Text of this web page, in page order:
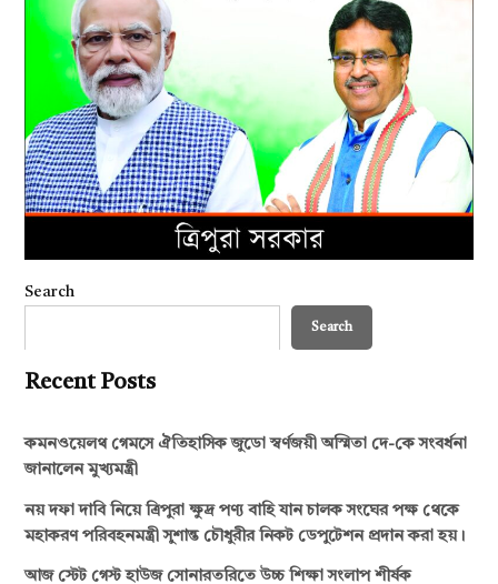
Search
Search
Recent Posts
কমনওয়েলথ গেমসে ঐতিহাসিক জুডো স্বর্ণজয়ী অস্মিতা দে-কে সংবর্ধনা
জানালেন মুখ্যমন্ত্রী
নয় দফা দাবি নিয়ে ত্রিপুরা ক্ষুদ্র পণ্য বাহি যান চালক সংঘের পক্ষ থেকে
মহাকরণ পরিবহনমন্ত্রী সুশান্ত চৌধুরীর নিকট ডেপুটেশন প্রদান করা হয়।
আজ স্টেট গেস্ট হাউজ সোনারতরিতে উচ্চ শিক্ষা সংলাপ শীর্ষক